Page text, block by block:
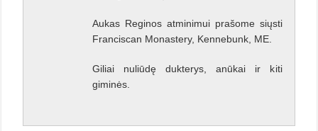
Aukas Reginos atminimui prašome siųsti
Franciscan Monastery, Kennebunk, ME.
Giliai nuliūdę dukterys, anūkai ir kiti
giminės.